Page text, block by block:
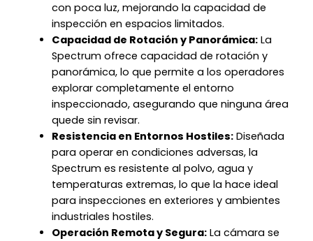
con poca luz, mejorando la capacidad de
inspección en espacios limitados.
Capacidad de Rotación y Panorámica:La
Spectrum ofrece capacidad de rotación y
panorámica, lo que permite a los operadores
explorar completamente el entorno
inspeccionado, asegurando que ninguna área
quede sin revisar.
Resistencia en Entornos Hostiles:Diseñada
para operar en condiciones adversas, la
Spectrum es resistente al polvo, agua y
temperaturas extremas, lo que la hace ideal
para inspecciones en exteriores y ambientes
industriales hostiles.
Operación Remota y Segura:La cámara se